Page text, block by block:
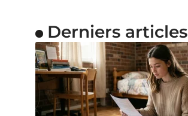
Derniers articles